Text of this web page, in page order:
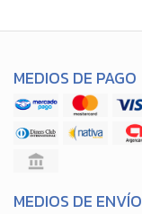
MEDIOS DE PAGO
MEDIOS DE ENVÍO